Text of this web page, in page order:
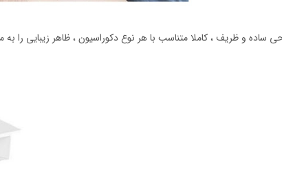
ساده و ظریف ، کاملا متناسب با هر نوع دکوراسیون ، ظاهر زیبایی را به